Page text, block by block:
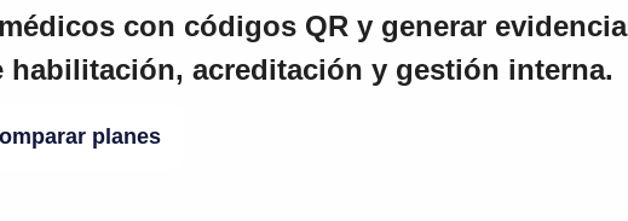
con códigos QR y generar evidencia
habilitación, acreditación y gestión interna.
planes